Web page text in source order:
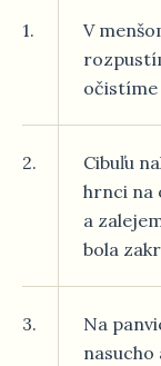
1.
V
očistíme
2.
Cibuľu
hrnci na
a
bola
3.
Na